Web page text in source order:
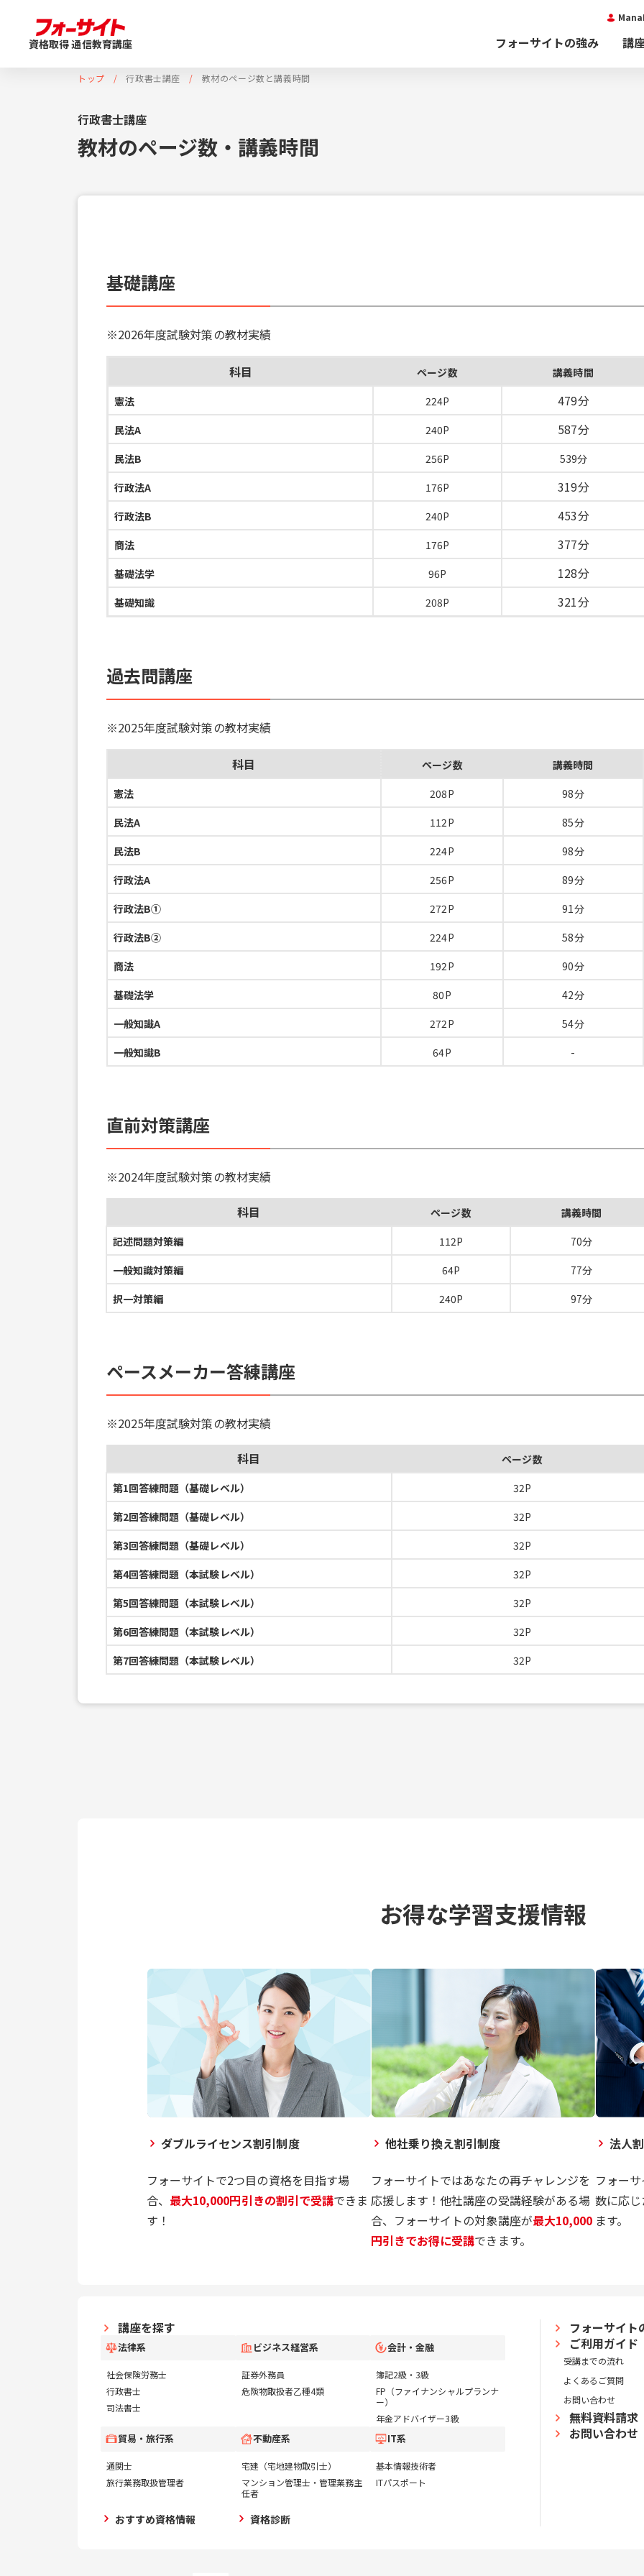
資格取得 通信教育講座 フォーサイトの強み 講
トップ 行政書士講座 教材のページ数と講義時間
行政書士講座
教材のページ数・講義時間
基礎講座
※2026年度試験対策の教材実績
科目 ページ数
講義時間
憲法
224P 479分
民法A 240P 587分
民法B 256P
539分
行政法A
176P 319分
行政法B 240P 453分
商法 176P 377分
基礎法学 96P 128分
基礎知識 208P 321分
過去問講座
※2025年度試験対策の教材実績
科目 ページ数
講義時間
憲法
208P
98分
民法A
112P
85分
民法B
224P
98分
行政法A
256P
89分
行政法B①
272P
91分
行政法B②
224P
58分
商法
192P
90分
基礎法学
80P
42分
一般知識A
272P
54分
一般知識B
64P -
直前対策講座
※2024年度試験対策の教材実績
科目 ページ数
講義時間
記述問題対策編
112P
70分
一般知識対策編
64P
77分
択一対策編
240P 97分
ペースメーカー答練講座
※2025年度試験対策の教材実績
科目
ページ数
第1回答練問題（基礎レベル）
32P
第2回答練問題（基礎レベル）
32P
第3回答練問題（基礎レベル）
32P
第4回答練問題（本試験レベル）
32P
第5回答練問題（本試験レベル）
32P
第6回答練問題（本試験レベル）
32P
第7回答練問題（本試験レベル）
32P
お得な学習支援情報
ダブルライセンス割引制度
フォーサイトで2つ目の資格を目指す場
合、 最大10,000円引きの割引で受講できま
す！
他社乗り換え割引制度
フォーサイトではあなたの再チャレンジを
応援します！他社講座の受講経験がある場
合、フォーサイトの対象講座が最大10,000
円引きでお得に受講できます。
法人
フォー
数に応
ます。
講座を探す
法律系
社会保険労務士
行政書士
司法書士
ビジネス経営系
証券外務員
危険物取扱者乙種4類
会計・金融
簿記2級・3級
FP（ファイナンシャルプランナ
ー）
年金アドバイザー3級
貿易・旅行系
通関士
旅行業務取扱管理者
不動産系
宅建（宅地建物取引士）
マンション管理士・管理業務主
任者
IT系
基本情報技術者
ITパスポート
おすすめ資格情報 資格診断
フォーサイト
ご利用ガイド
受講までの流れ
よくあるご質問
お問い合わせ
無料資料請求
お問い合わせ